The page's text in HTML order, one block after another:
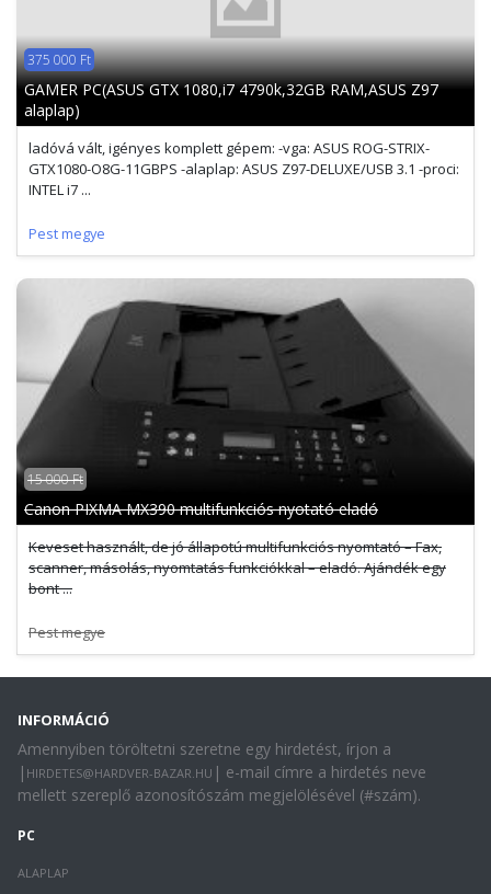
375 000 Ft
GAMER PC(ASUS GTX 1080,i7 4790k,32GB RAM,ASUS Z97
alaplap)
ladóvá vált, igényes komplett gépem: -vga: ASUS ROG-STRIX-
GTX1080-O8G-11GBPS -alaplap: ASUS Z97-DELUXE/USB 3.1 -proci:
INTEL i7 ...
Pest megye
15 000 Ft
Canon PIXMA MX390 multifunkciós nyotató eladó
Keveset használt, de jó állapotú multifunkciós nyomtató – Fax,
scanner, másolás, nyomtatás funkciókkal – eladó. Ajándék egy
bont ...
Pest megye
INFORMÁCIÓ
Amennyiben töröltetni szeretne egy hirdetést, írjon a
| HIRDETES@HARDVER-BAZAR.HU | e-mail címre a hirdetés neve
mellett szereplő azonosítószám megjelölésével (#szám).
PC
ALAPLAP